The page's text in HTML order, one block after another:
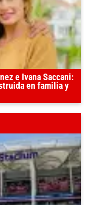
e Ivana Saccani:
en familia y